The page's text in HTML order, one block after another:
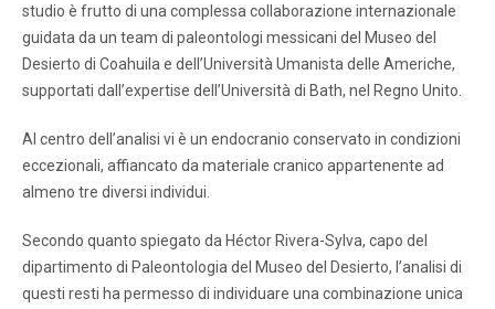
studio è frutto di una complessa collaborazione internazionale
guidata da un team di paleontologi messicani del Museo del
Desierto di Coahuila e dell’Università Umanista delle Americhe,
supportati dall’expertise dell’Università di Bath, nel Regno Unito.
Al centro dell’analisi vi è un endocranio conservato in condizioni
eccezionali, affiancato da materiale cranico appartenente ad
almeno tre diversi individui.
Secondo quanto spiegato da Héctor Rivera-Sylva, capo del
dipartimento di Paleontologia del Museo del Desierto, l’analisi di
questi resti ha permesso di individuare una combinazione unica